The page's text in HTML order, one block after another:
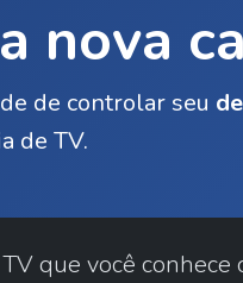
nova
de controlar seu
de TV.
que você conhece